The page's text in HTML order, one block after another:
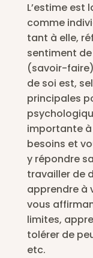
L’estime est
comme
tant à elle,
sentiment
(savoir-
de soi est,
principales
importante
besoins et
y répondre
travailler de
apprendre à
vous
limites,
tolérer de
etc.